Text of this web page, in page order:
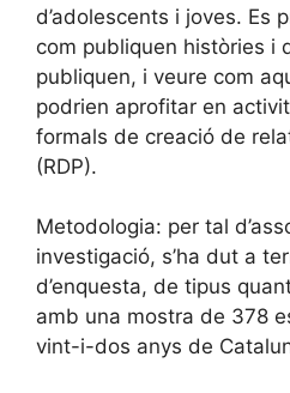
d’adolescents i joves. Es
com publiquen històries i
publiquen, i veure com
podrien aprofitar en
formals de creació de
(RDP).
Metodologia: per tal
investigació, s’ha dut a
d’enquesta, de tipus
amb una mostra de 378
vint-i-dos anys de